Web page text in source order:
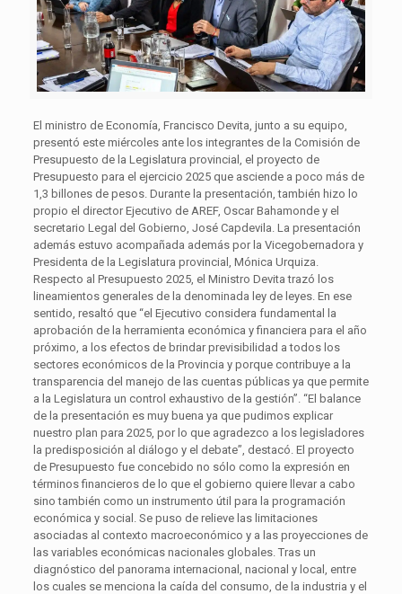
El ministro de Economía, Francisco Devita, junto a su equipo,
presentó este miércoles ante los integrantes de la Comisión de
Presupuesto de la Legislatura provincial, el proyecto de
Presupuesto para el ejercicio 2025 que asciende a poco más de
1,3 billones de pesos. Durante la presentación, también hizo lo
propio el director Ejecutivo de AREF, Oscar Bahamonde y el
secretario Legal del Gobierno, José Capdevila. La presentación
además estuvo acompañada además por la Vicegobernadora y
Presidenta de la Legislatura provincial, Mónica Urquiza.
Respecto al Presupuesto 2025, el Ministro Devita trazó los
lineamientos generales de la denominada ley de leyes. En ese
sentido, resaltó que “el Ejecutivo considera fundamental la
aprobación de la herramienta económica y financiera para el año
próximo, a los efectos de brindar previsibilidad a todos los
sectores económicos de la Provincia y porque contribuye a la
transparencia del manejo de las cuentas públicas ya que permite
a la Legislatura un control exhaustivo de la gestión”. “El balance
de la presentación es muy buena ya que pudimos explicar
nuestro plan para 2025, por lo que agradezco a los legisladores
la predisposición al diálogo y el debate”, destacó. El proyecto
de Presupuesto fue concebido no sólo como la expresión en
términos financieros de lo que el gobierno quiere llevar a cabo
sino también como un instrumento útil para la programación
económica y social. Se puso de relieve las limitaciones
asociadas al contexto macroeconómico y a las proyecciones de
las variables económicas nacionales globales. Tras un
diagnóstico del panorama internacional, nacional y local, entre
los cuales se menciona la caída del consumo, de la industria y el